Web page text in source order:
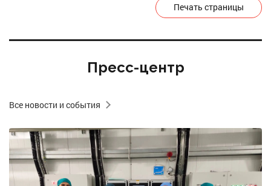
Печать страницы
Пресс-центр
Все новости и события